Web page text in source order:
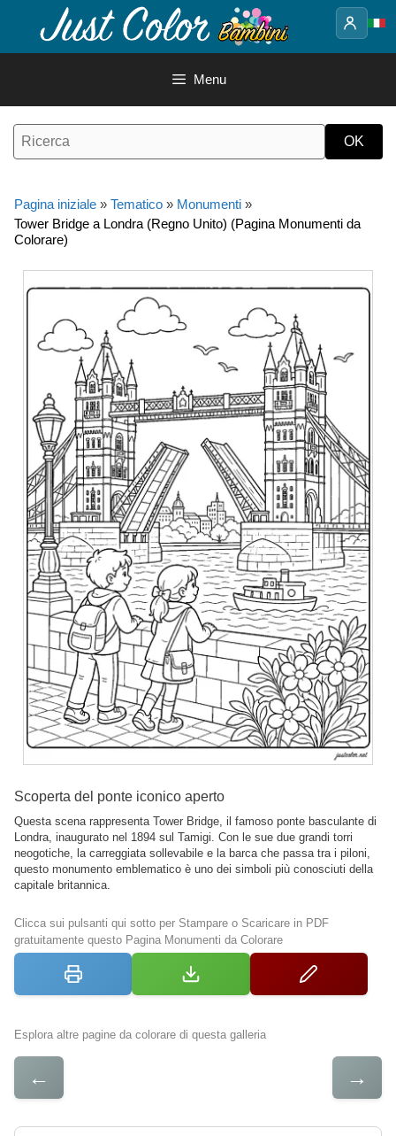
contenuto
Menu
Pagina iniziale » Tematico » Monumenti »
Tower Bridge a Londra (Regno Unito) (Pagina Monumenti da
Colorare)
Scoperta del ponte iconico aperto
Questa scena rappresenta Tower Bridge, il famoso ponte basculante di
Londra, inaugurato nel 1894 sul Tamigi. Con le sue due grandi torri
neogotiche, la carreggiata sollevabile e la barca che passa tra i piloni,
questo monumento emblematico è uno dei simboli più conosciuti della
capitale britannica.
Clicca sui pulsanti qui sotto per Stampare o Scaricare in PDF
gratuitamente questo Pagina Monumenti da Colorare
Esplora altre pagine da colorare di questa galleria
← →